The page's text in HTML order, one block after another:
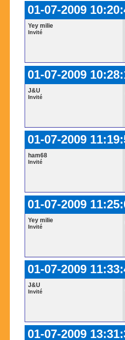
01-07-2009
Yey milie
Invité
01-07-2009
J&U
Invité
01-07-2009
ham68
Invité
01-07-2009
Yey milie
Invité
01-07-2009
J&U
Invité
01-07-2009